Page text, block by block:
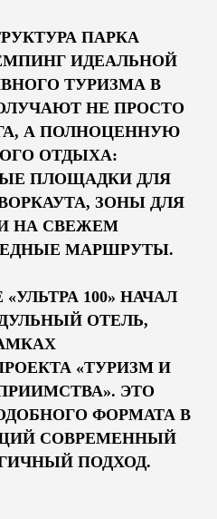
ПАРКА
ИДЕАЛЬНОЙ
ТУРИЗМА В
НЕ ПРОСТО
А ПОЛНОЦЕННУЮ
ОТДЫХА:
ПЛОЩАДКИ ДЛЯ
ЗОНЫ ДЛЯ
НА СВЕЖЕМ
МАРШРУТЫ.
100» НАЧАЛ
ОТЕЛЬ,
«ТУРИЗМ И
ЭТО
ФОРМАТА В
СОВРЕМЕННЫЙ
ПОДХОД.